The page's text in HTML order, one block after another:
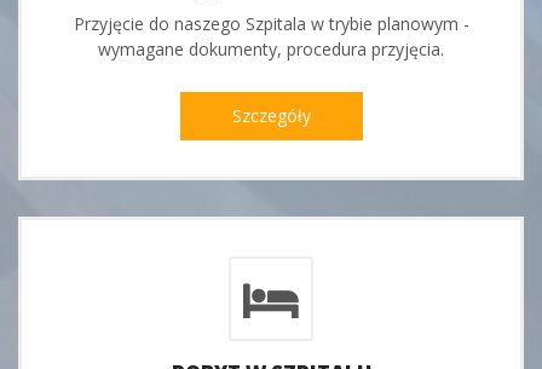
Przyjęcie do naszego Szpitala w trybie planowym -
wymagane dokumenty, procedura przyjęcia.
Szczegóły